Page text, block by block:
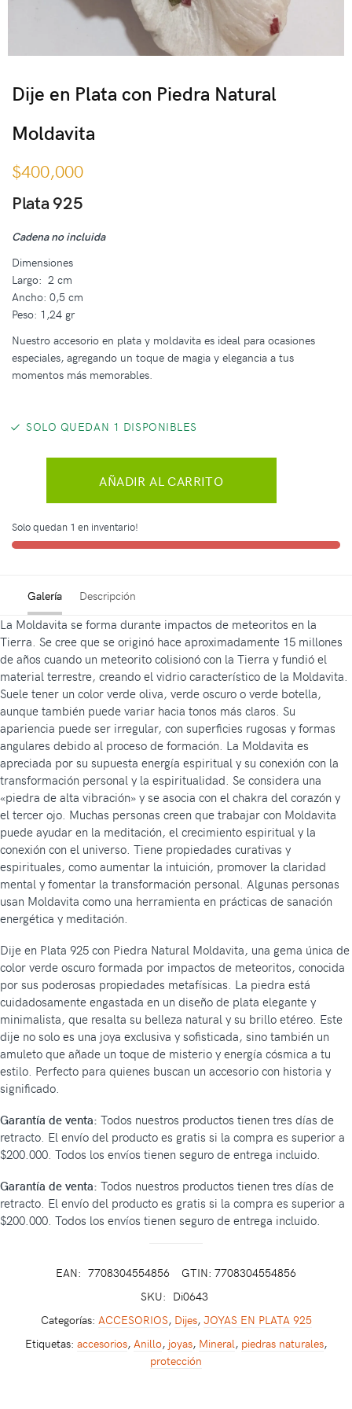
Dije en Plata con Piedra Natural
Moldavita
$400,000
Plata 925
Cadena no incluida
Dimensiones
Largo: 2 cm
Ancho: 0,5 cm
Peso: 1,24 gr
Nuestro accesorio en plata y moldavita es ideal para ocasiones
especiales, agregando un toque de magia y elegancia a tus
momentos más memorables.
SOLO QUEDAN 1 DISPONIBLES
AÑADIR AL CARRITO
Solo quedan 1 en inventario!
Galería Descripción
La Moldavita se forma durante impactos de meteoritos en la
Tierra. Se cree que se originó hace aproximadamente 15 millones
de años cuando un meteorito colisionó con la Tierra y fundió el
material terrestre, creando el vidrio característico de la Moldavita.
Suele tener un color verde oliva, verde oscuro o verde botella,
aunque también puede variar hacia tonos más claros. Su
apariencia puede ser irregular, con superficies rugosas y formas
angulares debido al proceso de formación. La Moldavita es
apreciada por su supuesta energía espiritual y su conexión con la
transformación personal y la espiritualidad. Se considera una
«piedra de alta vibración» y se asocia con el chakra del corazón y
el tercer ojo. Muchas personas creen que trabajar con Moldavita
puede ayudar en la meditación, el crecimiento espiritual y la
conexión con el universo. Tiene propiedades curativas y
espirituales, como aumentar la intuición, promover la claridad
mental y fomentar la transformación personal. Algunas personas
usan Moldavita como una herramienta en prácticas de sanación
energética y meditación.
Dije en Plata 925 con Piedra Natural Moldavita, una gema única de
color verde oscuro formada por impactos de meteoritos, conocida
por sus poderosas propiedades metafísicas. La piedra está
cuidadosamente engastada en un diseño de plata elegante y
minimalista, que resalta su belleza natural y su brillo etéreo. Este
dije no solo es una joya exclusiva y sofisticada, sino también un
amuleto que añade un toque de misterio y energía cósmica a tu
estilo. Perfecto para quienes buscan un accesorio con historia y
significado.
Garantía de venta: Todos nuestros productos tienen tres días de
retracto. El envío del producto es gratis si la compra es superior a
$200.000. Todos los envíos tienen seguro de entrega incluido.
Garantía de venta: Todos nuestros productos tienen tres días de
retracto. El envío del producto es gratis si la compra es superior a
$200.000. Todos los envíos tienen seguro de entrega incluido.
EAN: 7708304554856
GTIN: 7708304554856
SKU: Di0643
Categorías: ACCESORIOS, Dijes, JOYAS EN PLATA 925
Etiquetas: accesorios, Anillo, joyas, Mineral, piedras naturales,
protección